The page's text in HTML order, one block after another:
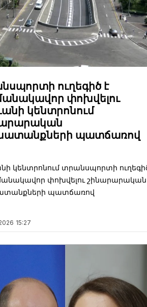
ուղեգիծ է
փոխվելու
կենտրոնում
պատճառով
կենտրոնում տրանսպորտի
փոխվելու շինարարական
պատճառով
15:27